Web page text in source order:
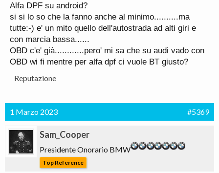
dicono molto o restando su di giri, la rigenerazione,
rallenta. Si velocizza in rilascio e al minimo. pare
impossibile ma è così.
Ci vogliono mediamente 4-5 minuti per che la
percentuale passi da 100 a 15%.
Temperatura passa da 220-240 a 600-620 ( filtro ).
Consiglio di investire 15€ di obd e altri 10 di app se
Alfa DPF su android?
si si lo so che la fanno anche al minimo..........ma
tutte:-) e' un mito quello dell'autostrada ad alti giri e
con marcia bassa......
OBD c'e' già............pero' mi sa che su audi vado con
OBD wi fi mentre per alfa dpf ci vuole BT giusto?
Reputazione
1 Marzo 2023 #5369
Sam_Cooper
Presidente Onorario BMW
Top Reference